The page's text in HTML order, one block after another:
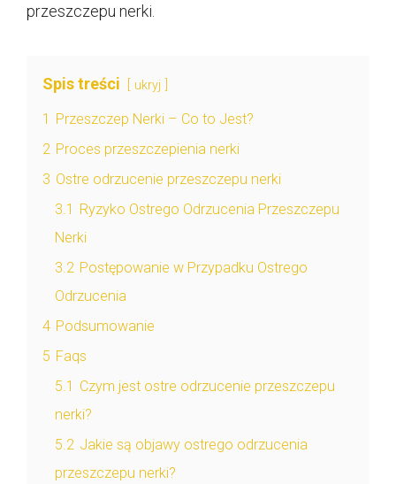
przeszczepu nerki.
Spis treści ukryj
1 Przeszczep Nerki – Co to Jest?
2 Proces przeszczepienia nerki
3 Ostre odrzucenie przeszczepu nerki
3.1 Ryzyko Ostrego Odrzucenia Przeszczepu
Nerki
3.2 Postępowanie w Przypadku Ostrego
Odrzucenia
4 Podsumowanie
5 Faqs
5.1 Czym jest ostre odrzucenie przeszczepu
nerki?
5.2 Jakie są objawy ostrego odrzucenia
przeszczepu nerki?